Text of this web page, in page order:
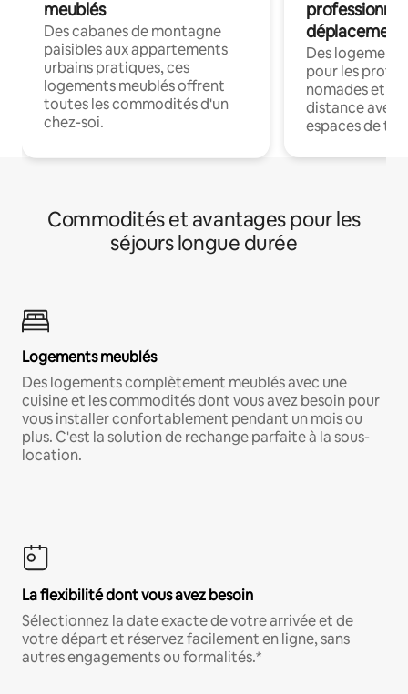
meublés
Des cabanes de montagne
paisibles aux appartements
urbains pratiques, ces
logements meublés offrent
toutes les commodités d'un
chez-soi.
déplacement
Des
pour les
nomades et
distance avec
espaces de
Commodités et avantages pour les
séjours longue durée
Logements meublés
Des logements complètement meublés avec une
cuisine et les commodités dont vous avez besoin pour
vous installer confortablement pendant un mois ou
plus. C'est la solution de rechange parfaite à la sous-
location.
La flexibilité dont vous avez besoin
Sélectionnez la date exacte de votre arrivée et de
votre départ et réservez facilement en ligne, sans
autres engagements ou formalités.*